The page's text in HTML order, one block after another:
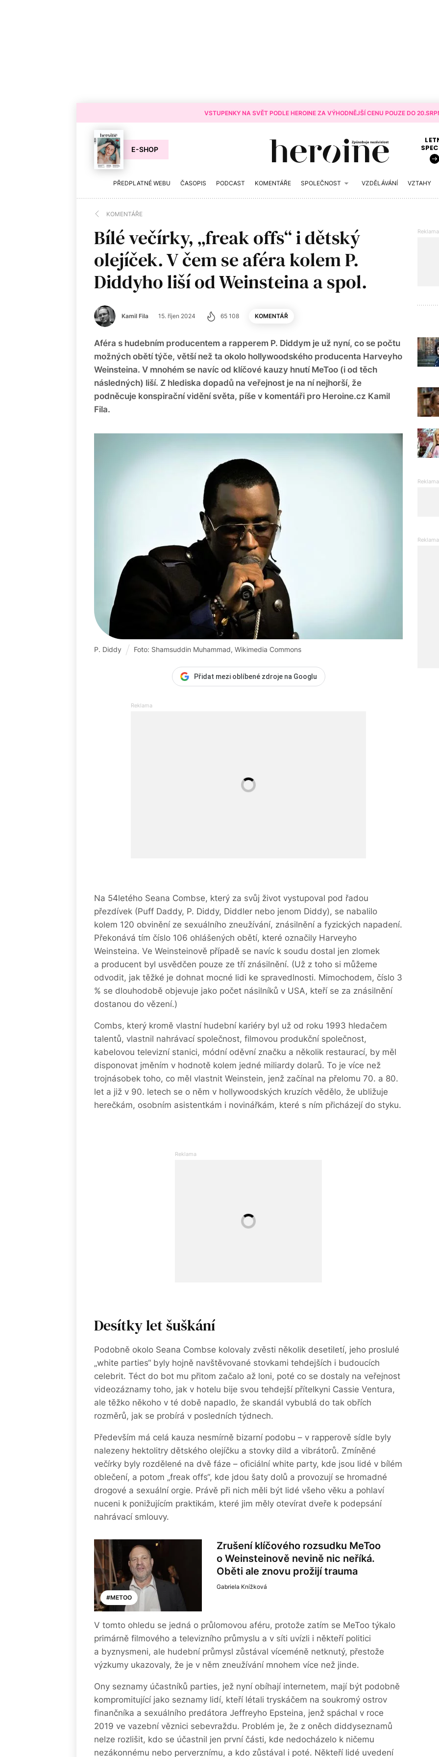
VSTUPENKY NA SVĚT PODLE HEROINE ZA VÝHODNĚJŠÍ CENU POUZE DO
E-SHOP
PŘEDPLATNÉ WEBU ČASOPIS PODCAST KOMENTÁŘE SPOLEČNOST VZDĚLÁVÁNÍ VZTAHY
KOMENTÁŘE
Bílé večírky, „freak offs“ i dětský
olejíček. V čem se aféra kolem P.
Diddyho liší od Weinsteina a spol.
Kamil Fila 15. říjen 2024 65 108 KOMENTÁŘ
Aféra s hudebním producentem a rapperem P. Diddym je už nyní, co se počtu
možných obětí týče, větší než ta okolo hollywoodského producenta Harveyho
Weinsteina. V mnohém se navíc od klíčové kauzy hnutí MeToo (i od těch
následných) liší. Z hlediska dopadů na veřejnost je na ní nejhorší, že
podněcuje konspirační vidění světa, píše v komentáři pro Heroine.cz Kamil
Fila.
P. Diddy Foto: Shamsuddin Muhammad, Wikimedia Commons
Přidat mezi oblíbené zdroje na Googlu
Na 54letého Seana Combse, který za svůj život vystupoval pod řadou
přezdívek (Puff Daddy, P. Diddy, Diddler nebo jenom Diddy), se nabalilo
kolem 120 obvinění ze sexuálního zneužívání, znásilnění a fyzických napadení.
Překonává tím číslo 106 ohlášených obětí, které označily Harveyho
Weinsteina. Ve Weinsteinově případě se navíc k soudu dostal jen zlomek
a producent byl usvědčen pouze ze tří znásilnění. (Už z toho si můžeme
odvodit, jak těžké je dohnat mocné lidi ke spravedlnosti. Mimochodem, číslo 3
% se dlouhodobě objevuje jako počet násilníků v USA, kteří se za znásilnění
dostanou do vězení.)
Combs, který kromě vlastní hudební kariéry byl už od roku 1993 hledačem
talentů, vlastnil nahrávací společnost, filmovou produkční společnost,
kabelovou televizní stanici, módní oděvní značku a několik restaurací, by měl
disponovat jměním v hodnotě kolem jedné miliardy dolarů. To je více než
trojnásobek toho, co měl vlastnit Weinstein, jenž začínal na přelomu 70. a 80.
let a již v 90. letech se o něm v hollywoodských kruzích vědělo, že ubližuje
herečkám, osobním asistentkám i novinářkám, které s ním přicházejí do styku.
Desítky let šuškání
Podobně okolo Seana Combse kolovaly zvěsti několik desetiletí, jeho proslulé
„white parties“ byly hojně navštěvované stovkami tehdejších i budoucích
celebrit. Téct do bot mu přitom začalo až loni, poté co se dostaly na veřejnost
videozáznamy toho, jak v hotelu bije svou tehdejší přítelkyni Cassie Ventura,
ale těžko někoho v té době napadlo, že skandál vybublá do tak obřích
rozměrů, jak se probírá v posledních týdnech.
Především má celá kauza nesmírně bizarní podobu – v rapperově sídle byly
nalezeny hektolitry dětského olejíčku a stovky dild a vibrátorů. Zmíněné
večírky byly rozdělené na dvě fáze – oficiální white party, kde jsou lidé v bílém
oblečení, a potom „freak offs“, kde jdou šaty dolů a provozují se hromadné
drogové a sexuální orgie. Právě při nich měli být lidé všeho věku a pohlaví
nuceni k ponižujícím praktikám, které jim měly otevírat dveře k podepsání
nahrávací smlouvy.
#METOO
Zrušení klíčového rozsudku MeToo
o Weinsteinově nevině nic neříká.
Oběti ale znovu prožijí trauma
Gabriela Knížková
V tomto ohledu se jedná o průlomovou aféru, protože zatím se MeToo týkalo
primárně filmového a televizního průmyslu a v síti uvízli i někteří politici
a byznysmeni, ale hudební průmysl zůstával víceméně netknutý, přestože
výzkumy ukazovaly, že je v něm zneužívání mnohem více než jinde.
Ony seznamy účastníků parties, jež nyní obíhají internetem, mají být podobně
kompromitující jako seznamy lidí, kteří létali tryskáčem na soukromý ostrov
finančníka a sexuálního predátora Jeffreyho Epsteina, jenž spáchal v roce
2019 ve vazební věznici sebevraždu. Problém je, že z oněch diddyseznamů
nelze rozlišit, kdo se účastnil jen první části, kde nedocházelo k ničemu
nezákonnému nebo perverznímu, a kdo zůstával i poté. Někteří lidé uvedení